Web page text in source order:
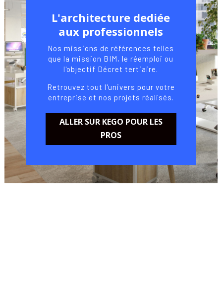
L'architecture dediée
aux professionnels
Nos missions de références telles
que la mission BIM, le réemploi ou
l'objectif Décret tertiaire.
Retrouvez tout l'univers pour votre
entreprise et nos projets réalisés.
ALLER SUR KEGO POUR LES
PROS